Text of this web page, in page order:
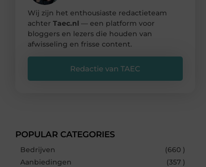
Wij zijn het enthousiaste redactieteam
achter Taec.nl — een platform voor
bloggers en lezers die houden van
afwisseling en frisse content.
Redactie van TAEC
POPULAR CATEGORIES
Bedrijven
(660 )
Aanbiedingen
(357 )